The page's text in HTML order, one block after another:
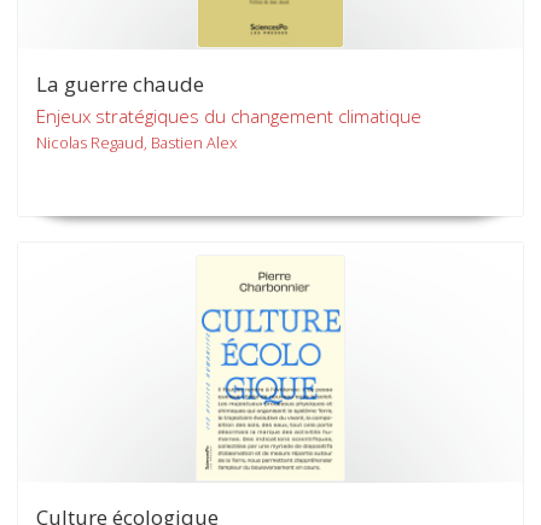
La guerre chaude
Enjeux stratégiques du changement climatique
Nicolas Regaud, Bastien Alex
Culture écologique